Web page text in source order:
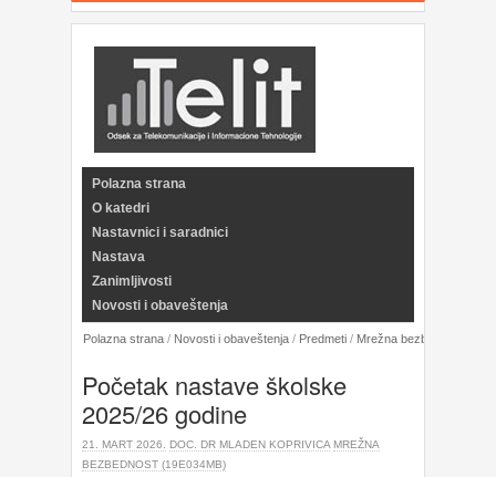
Polazna strana
O katedri
Nastavnici i saradnici
Nastava
Zanimljivosti
Novosti i obaveštenja
Polazna strana / Novosti i obaveštenja / Predmeti / Mrežna bezbednost
Početak nastave školske
2025/26 godine
21. MART 2026. DOC. DR MLADEN KOPRIVICA MREŽNA
BEZBEDNOST (19E034MB)